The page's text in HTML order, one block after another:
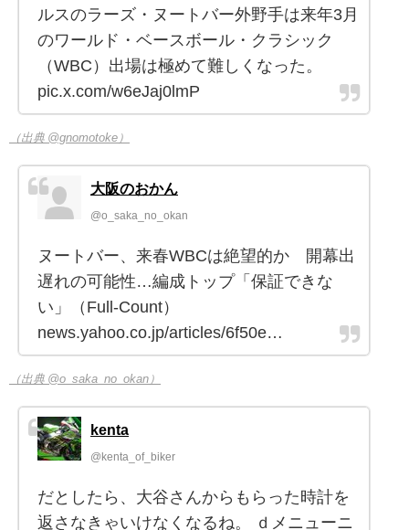
ルスのラーズ・ヌートバー外野手は来年3月
のワールド・ベースボール・クラシック
（WBC）出場は極めて難しくなった。
pic.x.com/w6eJaj0lmP
（出典 @gnomotoke）
大阪のおかん
@o_saka_no_okan
ヌートバー、来春WBCは絶望的か 開幕出
遅れの可能性…編成トップ「保証できな
い」（Full-Count）
news.yahoo.co.jp/articles/6f50e…
（出典 @o_saka_no_okan）
kenta
@kenta_of_biker
だとしたら、大谷さんからもらった時計を
返さなきゃいけなくなるね。 ｄメニューニ